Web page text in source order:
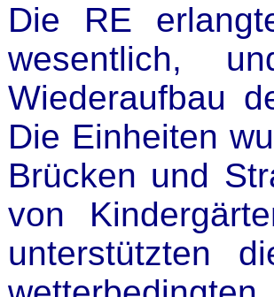
Die RE
wesentlich,
Wiederaufbau
Die Einheiten
Brücken und
von
unterstützten